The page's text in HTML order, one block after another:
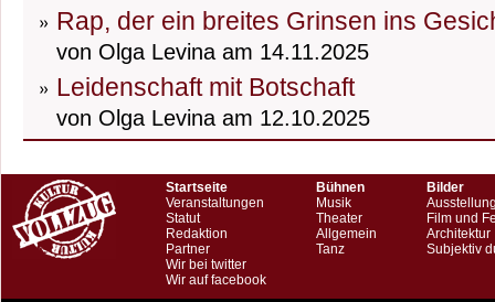
Rap, der ein breites Grinsen ins
von Olga Levina am 14.11.2025
Leidenschaft mit Botschaft
von Olga Levina am 12.10.2025
Startseite
Veranstaltungen
Statut
Redaktion
Partner
Wir bei twitter
Wir auf facebook
Bühnen
Musik
Theater
Allgemein
Tanz
Bilder
Film und
Architektur
Subjektiv